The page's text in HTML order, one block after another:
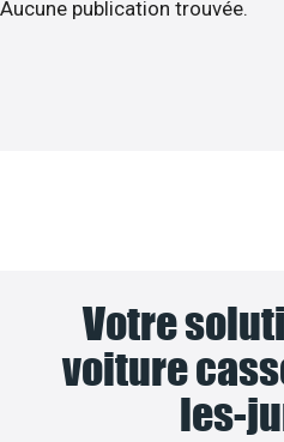
Aucune publication trouvée.
Votre
voiture
les-